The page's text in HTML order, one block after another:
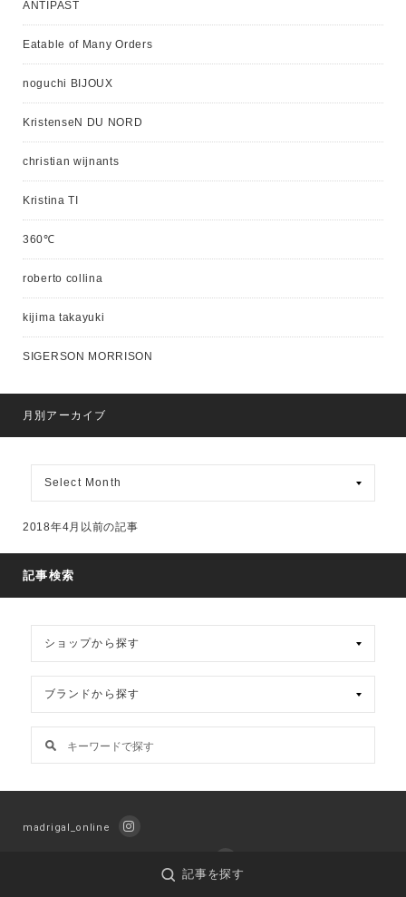
ANTIPAST
Eatable of Many Orders
noguchi BIJOUX
KristenseN DU NORD
christian wijnants
Kristina TI
360℃
roberto collina
kijima takayuki
SIGERSON MORRISON
月別アーカイブ
ア
カ
2018年4月以前の記事
記事検索
madrigal_online
記事を探す